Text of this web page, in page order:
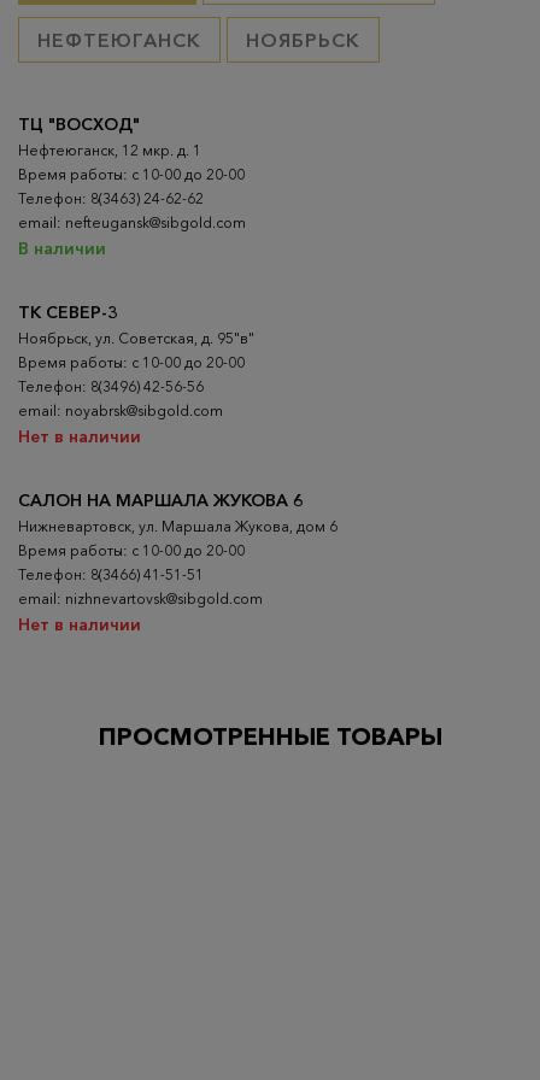
НЕФТЕЮГАНСК НОЯБРЬСК
ТК СЕВЕР-3
Ноябрьск, ул. Советская, д. 95"в"
Время работы: с 10-00 до 20-00
Телефон: 8(3496) 42-56-56
email: noyabrsk@sibgold.com
Нет в наличии
ТЦ "ВОСХОД"
Нефтеюганск, 12 мкр. д. 1
Время работы: с 10-00 до 20-00
Телефон: 8(3463) 24-62-62
email: nefteugansk@sibgold.com
В наличии
САЛОН НА МАРШАЛА ЖУКОВА 6
Нижневартовск, ул. Маршала Жукова, дом 6
Время работы: с 10-00 до 20-00
Телефон: 8(3466) 41-51-51
email: nizhnevartovsk@sibgold.com
Нет в наличии
ПРОСМОТРЕННЫЕ ТОВАРЫ